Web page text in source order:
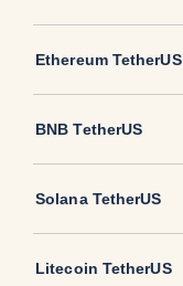
Ethereum TetherUS
BNB TetherUS
Solana TetherUS
Litecoin TetherUS